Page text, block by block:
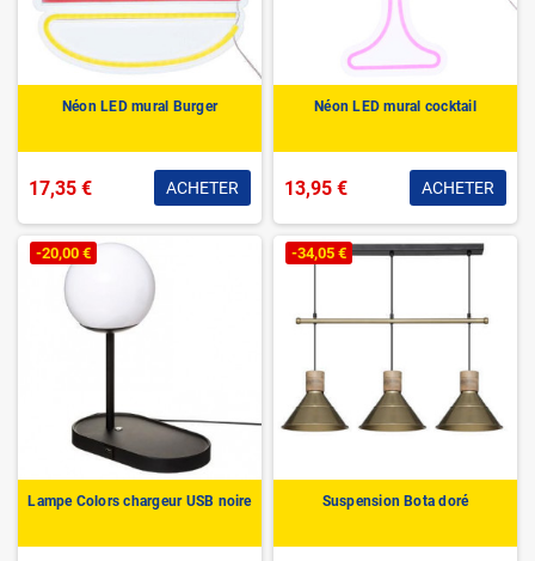
Néon LED mural Burger
17,35 € ACHETER
Néon LED mural cocktail
13,95 € ACHETER
-20,00 €
Lampe Colors chargeur USB noire
-34,05 €
Suspension Bota doré